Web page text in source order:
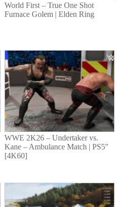
World First – True One Shot
Furnace Golem | Elden Ring
WWE 2K26 – Undertaker vs.
Kane – Ambulance Match | PS5″
[4K60]